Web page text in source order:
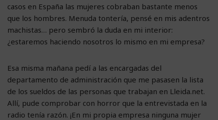
casos en España las mujeres cobraban bastante menos
que los hombres. Menuda tontería, pensé en mis adentros
machistas… pero sembró la duda en mi interior:
¿estaremos haciendo nosotros lo mismo en mi empresa?
Esa misma mañana pedí a las encargadas del
departamento de administración que me pasasen la lista
de los sueldos de las personas que trabajan en Lleida.net.
Allí, pude comprobar con horror que la entrevistada en la
radio tenía razón. ¡En mi propia empresa ninguna mujer